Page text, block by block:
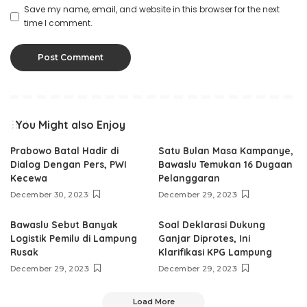
Save my name, email, and website in this browser for the next
time I comment.
You Might also Enjoy
Prabowo Batal Hadir di
Dialog Dengan Pers, PWI
Kecewa
December 30, 2023
Satu Bulan Masa Kampanye,
Bawaslu Temukan 16 Dugaan
Pelanggaran
December 29, 2023
Bawaslu Sebut Banyak
Logistik Pemilu di Lampung
Rusak
December 29, 2023
Soal Deklarasi Dukung
Ganjar Diprotes, Ini
Klarifikasi KPG Lampung
December 29, 2023
Load More